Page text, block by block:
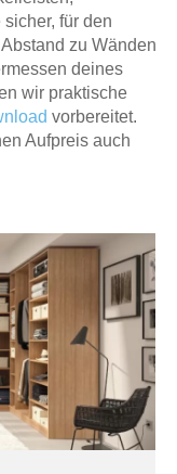
für den
zu Wänden
deines
wir praktische
vorbereitet.
Aufpreis auch